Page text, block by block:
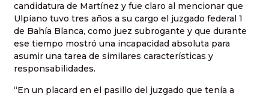
candidatura de Martínez y fue claro al mencionar que
Ulpiano tuvo tres años a su cargo el juzgado federal 1
de Bahía Blanca, como juez subrogante y que durante
ese tiempo mostró una incapacidad absoluta para
asumir una tarea de similares características y
responsabilidades.
“En un placard en el pasillo del juzgado que tenía a